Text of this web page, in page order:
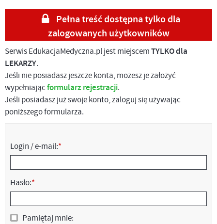
Pełna treść dostępna tylko dla
zalogowanych użytkowników
Serwis EdukacjaMedyczna.pl jest miejscemTYLKO dla
LEKARZY.
Jeśli nie posiadasz jeszcze konta, możesz je założyć
wypełniającformularz rejestracji.
Jeśli posiadasz już swoje konto, zaloguj się używając
poniższego formularza.
Login / e-mail:*
Hasło:*
Pamiętaj mnie: